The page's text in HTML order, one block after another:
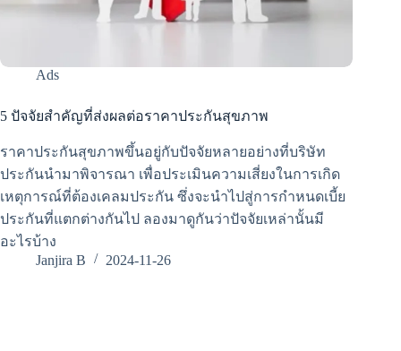
Ads
5 ปัจจัยสำคัญที่ส่งผลต่อราคาประกันสุขภาพ
ราคาประกันสุขภาพขึ้นอยู่กับปัจจัยหลายอย่างที่บริษัท
ประกันนำมาพิจารณา เพื่อประเมินความเสี่ยงในการเกิด
เหตุการณ์ที่ต้องเคลมประกัน ซึ่งจะนำไปสู่การกำหนดเบี้ย
ประกันที่แตกต่างกันไป ลองมาดูกันว่าปัจจัยเหล่านั้นมี
อะไรบ้าง
Janjira B
2024-11-26